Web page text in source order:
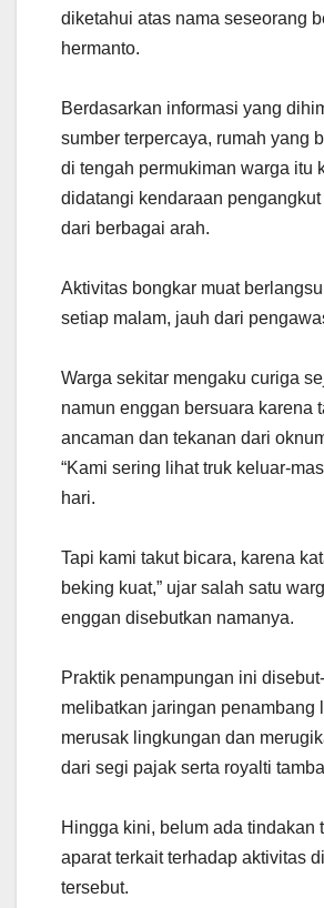
diketahui atas nama seseorang
hermanto.
Berdasarkan informasi yang
sumber terpercaya, rumah yang
di tengah permukiman warga itu
didatangi kendaraan pengangkut
dari berbagai arah.
Aktivitas bongkar muat
setiap malam, jauh dari
Warga sekitar mengaku curiga
namun enggan bersuara karena
ancaman dan tekanan dari
“Kami sering lihat truk keluar-
hari.
Tapi kami takut bicara, karena
beking kuat,” ujar salah satu
enggan disebutkan namanya.
Praktik penampungan ini
melibatkan jaringan penambang
merusak lingkungan dan
dari segi pajak serta royalti
Hingga kini, belum ada tindakan
aparat terkait terhadap aktivitas
tersebut.